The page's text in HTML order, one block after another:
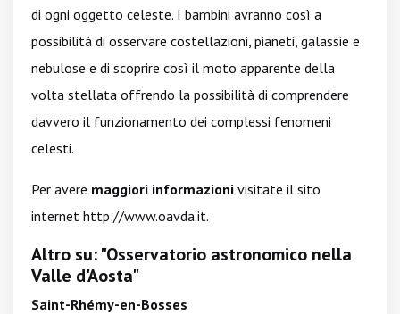
di ogni oggetto celeste. I bambini avranno così a
possibilità di osservare costellazioni, pianeti, galassie e
nebulose e di scoprire così il moto apparente della
volta stellata offrendo la possibilità di comprendere
davvero il funzionamento dei complessi fenomeni
celesti.
Per avere maggiori informazioni visitate il sito
internet http://www.oavda.it.
Altro su: "Osservatorio astronomico nella
Valle d'Aosta"
Saint-Rhémy-en-Bosses